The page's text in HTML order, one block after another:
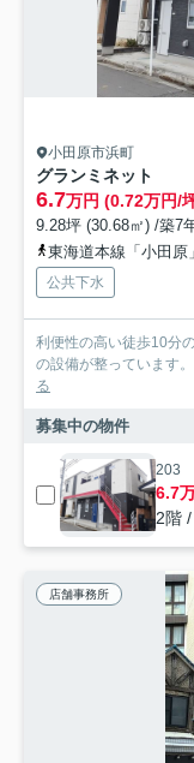
小田原市浜町
グランミネット
6.7万円 (0.72万円/
9.28坪 (30.68㎡) /築7
東海道本線「小田原
公共下水
利便性の高い徒歩10分
の設備が整っています
る
募集中の物件
203
6.7
2階
店舗事務所